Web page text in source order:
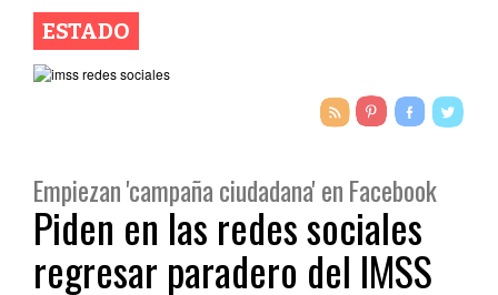
ESTADO
Empiezan 'campaña ciudadana' en Facebook
Piden en las redes sociales
regresar paradero del IMSS